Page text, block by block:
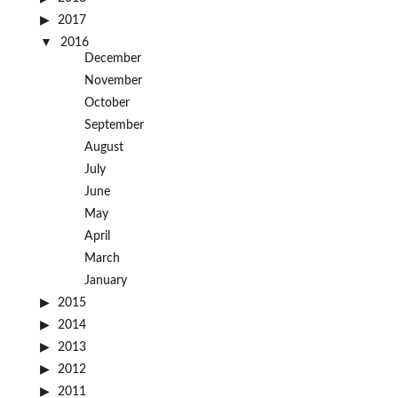
2017
2016
December
November
October
September
August
July
June
May
April
March
January
2015
2014
2013
2012
2011